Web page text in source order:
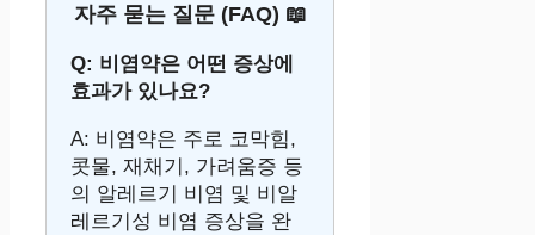
자주 묻는 질문 (FAQ) 📖
Q: 비염약은 어떤 증상에
효과가 있나요?
A: 비염약은 주로 코막힘,
콧물, 재채기, 가려움증 등
의 알레르기 비염 및 비알
레르기성 비염 증상을 완